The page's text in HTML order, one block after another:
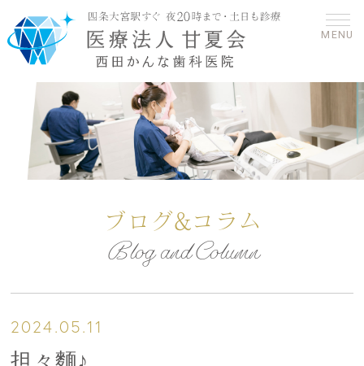
MENU
ブログ&コラム
Blog and Column
2024.05.11
担々麵♪